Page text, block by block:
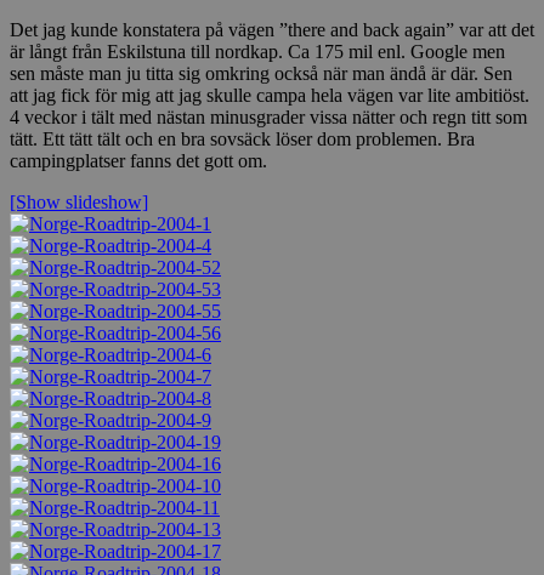
Det jag kunde konstatera på vägen ”there and back again” var att det
är långt från Eskilstuna till nordkap. Ca 175 mil enl. Google men
sen måste man ju titta sig omkring också när man ändå är där. Sen
att jag fick för mig att jag skulle campa hela vägen var lite ambitiöst.
4 veckor i tält med nästan minusgrader vissa nätter och regn titt som
tätt. Ett tätt tält och en bra sovsäck löser dom problemen. Bra
campingplatser fanns det gott om.
[Show slideshow]